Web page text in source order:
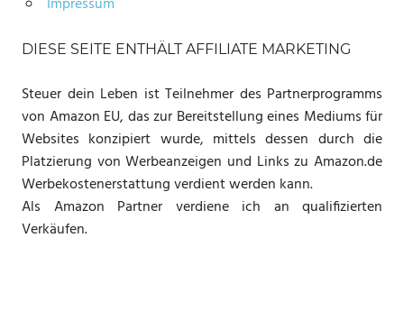
Impressum
DIESE SEITE ENTHÄLT AFFILIATE MARKETING
Steuer dein Leben ist Teilnehmer des Partnerprogramms
von Amazon EU, das zur Bereitstellung eines Mediums für
Websites konzipiert wurde, mittels dessen durch die
Platzierung von Werbeanzeigen und Links zu Amazon.de
Werbekostenerstattung verdient werden kann.
Als Amazon Partner verdiene ich an qualifizierten
Verkäufen.